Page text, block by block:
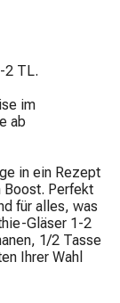
2 TL.
im
ab
in ein Rezept
Boost. Perfekt
für alles, was
Gläser 1-2
1/2 Tasse
Ihrer Wahl